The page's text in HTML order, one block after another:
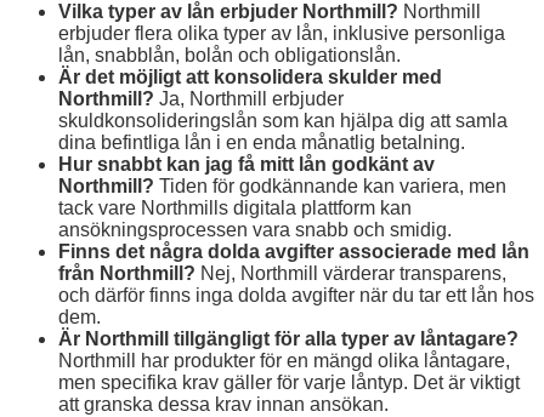
Vilka typer av lån erbjuder Northmill? Northmill
erbjuder flera olika typer av lån, inklusive personliga
lån, snabblån, bolån och obligationslån.
Är det möjligt att konsolidera skulder med
Northmill? Ja, Northmill erbjuder
skuldkonsolideringslån som kan hjälpa dig att samla
dina befintliga lån i en enda månatlig betalning.
Hur snabbt kan jag få mitt lån godkänt av
Northmill? Tiden för godkännande kan variera, men
tack vare Northmills digitala plattform kan
ansökningsprocessen vara snabb och smidig.
Finns det några dolda avgifter associerade med lån
från Northmill? Nej, Northmill värderar transparens,
och därför finns inga dolda avgifter när du tar ett lån hos
dem.
Är Northmill tillgängligt för alla typer av låntagare?
Northmill har produkter för en mängd olika låntagare,
men specifika krav gäller för varje låntyp. Det är viktigt
att granska dessa krav innan ansökan.